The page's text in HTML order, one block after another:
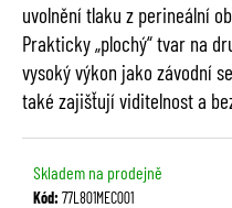
uvolnění tlaku z perineální
Prakticky „plochý“ tvar na
vysoký výkon jako závodní
také zajišťují viditelnost a
Skladem na prodejně
Kód:77L801MEC001
D
o
p
o